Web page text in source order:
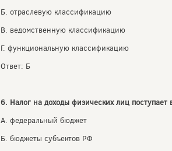
Б. отраслевую классификацию
В. ведомственную классификацию
Г. функциональную классификацию
Ответ: Б
6. Налог на доходы физических лиц поступает
А. федеральный бюджет
Б. бюджеты субъектов РФ